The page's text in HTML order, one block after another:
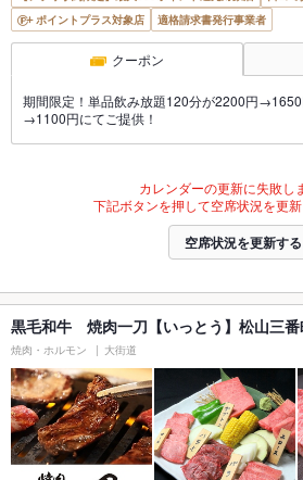
ポイントプラス対象店
適格請求書発行事業者
クーポン
期間限定！単品飲み放題120分が2200円
→1100円にてご提供！
カレンダーの更新に失敗し
下記ボタンを押して空席状況を更新
空席状況を更新する
黒毛和牛 焼肉一刀【いっとう】松山三番
焼肉・ホルモン 大街道